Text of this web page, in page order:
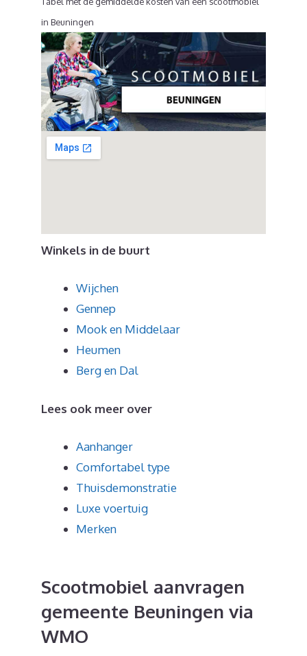
in Beuningen
Winkels in de buurt
Wijchen
Gennep
Mook en Middelaar
Heumen
Berg en Dal
Lees ook meer over
Aanhanger
Comfortabel type
Thuisdemonstratie
Luxe voertuig
Merken
Scootmobiel aanvragen
gemeente Beuningen via
WMO